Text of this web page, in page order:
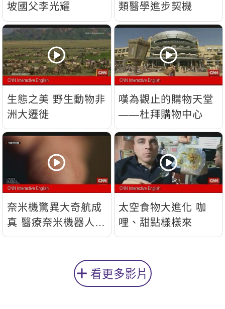
坡國父李光耀
類醫學進步契機
生態之美 野生動物非
洲大遷徙
嘆為觀止的購物天堂
——杜拜購物中心
奈米機驚異大奇航成
真 醫療奈米機器人問
世
太空食物大進化 咖
哩、甜點樣樣來
看更多影片